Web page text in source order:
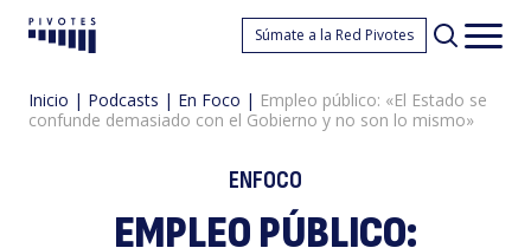
Pivotes Súmate a la Red Pivotes
Inicio | Podcasts | En Foco | Empleo público: «El Estado se
confunde demasiado con el Gobierno y no son lo mismo»
ENFOCO
EMPLEO PÚBLICO: